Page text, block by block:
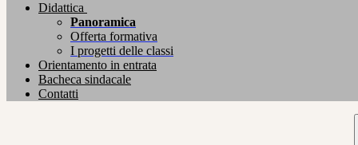
Didattica
Panoramica
Offerta formativa
I progetti delle classi
Orientamento in entrata
Bacheca sindacale
Contatti